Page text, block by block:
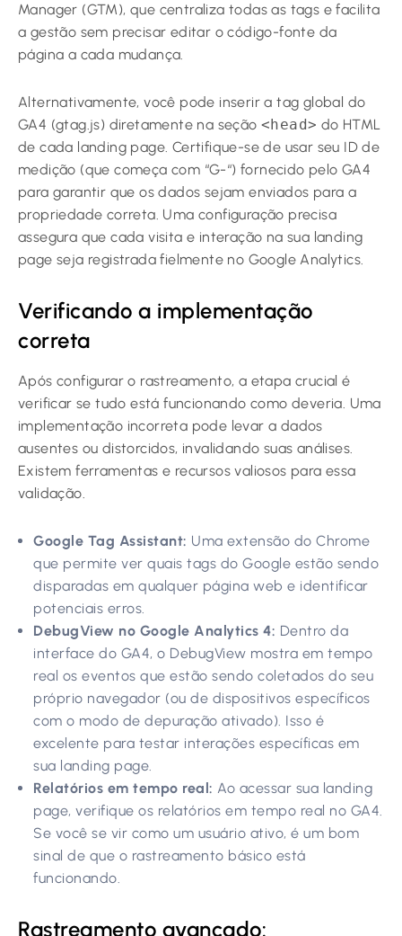
Manager (GTM), que centraliza todas as tags e facilita
a gestão sem precisar editar o código-fonte da
página a cada mudança.
Alternativamente, você pode inserir a tag global do
GA4 (gtag.js) diretamente na seção <head> do HTML
de cada landing page. Certifique-se de usar seu ID de
medição (que começa com “G-“) fornecido pelo GA4
para garantir que os dados sejam enviados para a
propriedade correta. Uma configuração precisa
assegura que cada visita e interação na sua landing
page seja registrada fielmente no Google Analytics.
Verificando a implementação
correta
Após configurar o rastreamento, a etapa crucial é
verificar se tudo está funcionando como deveria. Uma
implementação incorreta pode levar a dados
ausentes ou distorcidos, invalidando suas análises.
Existem ferramentas e recursos valiosos para essa
validação.
Google Tag Assistant: Uma extensão do Chrome
que permite ver quais tags do Google estão sendo
disparadas em qualquer página web e identificar
potenciais erros.
DebugView no Google Analytics 4: Dentro da
interface do GA4, o DebugView mostra em tempo
real os eventos que estão sendo coletados do seu
próprio navegador (ou de dispositivos específicos
com o modo de depuração ativado). Isso é
excelente para testar interações específicas em
sua landing page.
Relatórios em tempo real: Ao acessar sua landing
page, verifique os relatórios em tempo real no GA4.
Se você se vir como um usuário ativo, é um bom
sinal de que o rastreamento básico está
funcionando.
Rastreamento avançado: